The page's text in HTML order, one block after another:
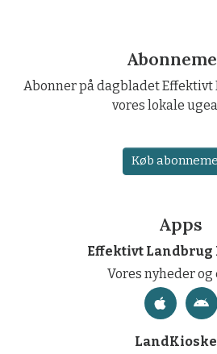
Abonner på dagbladet
vores lokale
Køb
Apps
Effektivt Landbrug
Vores nyheder og